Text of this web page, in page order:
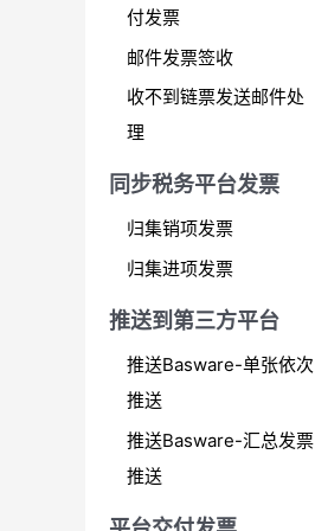
付发票
邮件发票签收
收不到链票发送邮件处
理
同步税务平台发票
归集销项发票
归集进项发票
推送到第三方平台
推送Basware-单张依次
推送
推送Basware-汇总发票
推送